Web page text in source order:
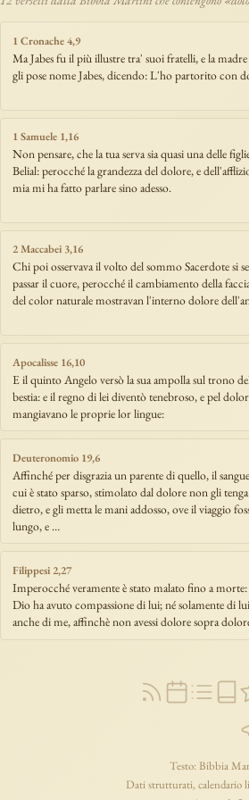
1 Cronache 4,9
Ma Jabes fu il più illustre tra' suoi fratelli, e la madre
gli pose nome Jabes, dicendo: L'ho partorito con
1 Samuele 1,16
Non pensare, che la tua serva sia quasi una delle
Belial: perocché la grandezza del dolore, e
mia mi ha fatto parlare sino adesso.
2 Maccabei 3,16
Chi poi osservava il volto del sommo Sacerdote si
passar il cuore, perocché il cambiamento della
del color naturale mostravan l'interno dolore
Apocalisse 16,10
E il quinto Angelo versò la sua ampolla sul trono
bestia: e il regno di lei diventò tenebroso, e pel
mangiavano le proprie lor lingue:
Deuteronomio 19,6
Affinché per disgrazia un parente di quello, il
cui è stato sparso, stimolato dal dolore non gli tenga
dietro, e gli metta le mani addosso, ove il viaggio
lungo, e …
Filippesi 2,27
Imperocché veramente è stato malato fino a
Dio ha avuto compassione di lui; né solamente di
anche di me, affinchè non avessi dolore sopra
Testo: Bibbia
Dati strutturati, calendario